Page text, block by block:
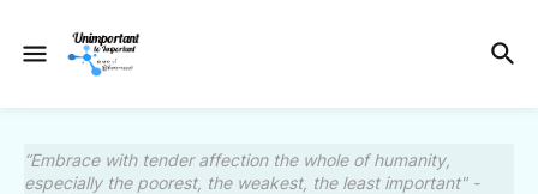
“Embrace with tender affection the whole of humanity,
especially the poorest, the weakest, the least important" -